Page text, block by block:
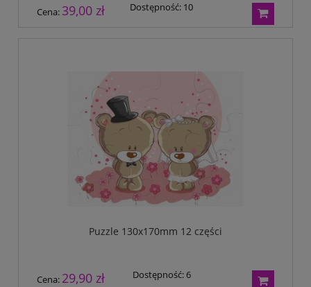
Cena: 39,00 zł Dostępność: 10
Puzzle 130x170mm 12 części
Cena: 29,90 zł Dostępność:6